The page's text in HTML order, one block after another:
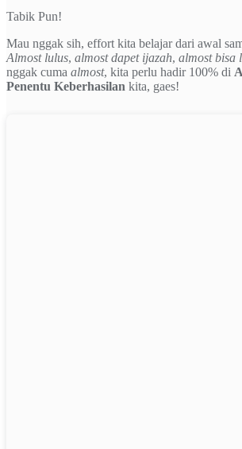
Tabik Pun!
Mau nggak sih, effort kita belajar dari awal
Almost lulus, almost dapet ijazah, almost bisa
nggak cuma almost, kita perlu hadir 100% di
Penentu Keberhasilan kita, gaes!